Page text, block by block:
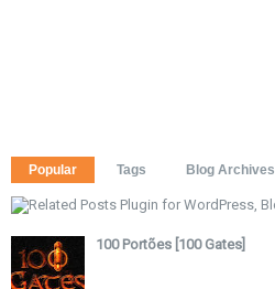
Popular Tags Blog Archives
100 Portões [100 Gates]